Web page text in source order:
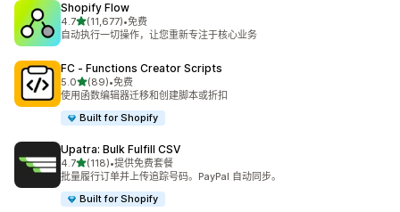
Shopify Flow
4.7星（满分 5 星）
(11,677)
总共 11677 条评论
•免费
自动执行一切操作，让您重新专注于核心业务
FC ‑ Functions Creator Scripts
5.0星（满分 5 星）
(89)
总共 89 条评论
•免费
使用函数编辑器迁移和创建脚本或折扣
Built for Shopify
Upatra: Bulk Fulfill CSV
4.7星（满分 5 星）
(118)
总共 118 条评论
•提供免费套餐
批量履行订单并上传追踪号码。PayPal 自动同步。
Built for Shopify